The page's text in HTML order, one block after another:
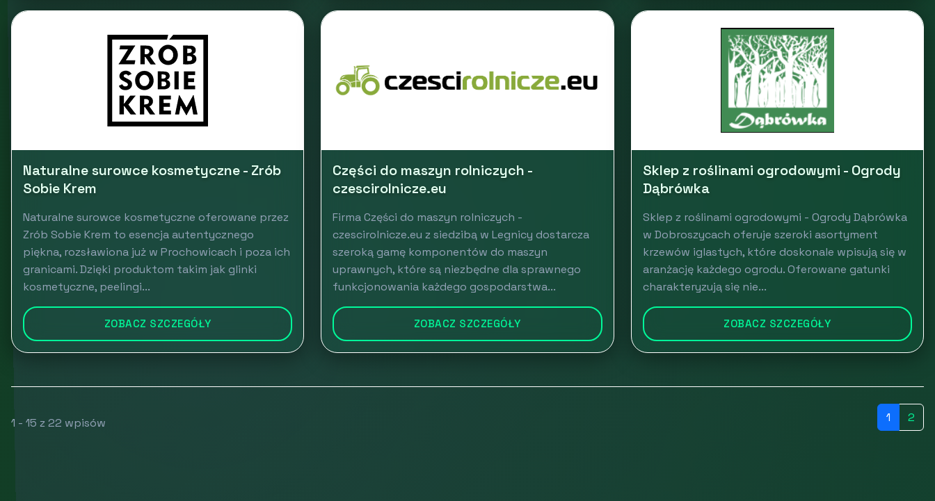
Naturalne surowce kosmetyczne - Zrób
Sobie Krem
Naturalne surowce kosmetyczne oferowane przez
Zrób Sobie Krem to esencja autentycznego
piękna, rozsławiona już w Prochowicach i poza ich
granicami. Dzięki produktom takim jak glinki
kosmetyczne, peelingi...
ZOBACZ SZCZEGÓŁY
Części do maszyn rolniczych -
czescirolnicze.eu
Firma Części do maszyn rolniczych -
czescirolnicze.eu z siedzibą w Legnicy dostarcza
szeroką gamę komponentów do maszyn
uprawnych, które są niezbędne dla sprawnego
funkcjonowania każdego gospodarstwa...
ZOBACZ SZCZEGÓŁY
Sklep z roślinami ogrodowymi - Ogrody
Dąbrówka
Sklep z roślinami ogrodowymi - Ogrody Dąbrówka
w Dobroszycach oferuje szeroki asortyment
krzewów iglastych, które doskonale wpisują się w
aranżację każdego ogrodu. Oferowane gatunki
charakteryzują się nie...
ZOBACZ SZCZEGÓŁY
1 - 15 z 22 wpisów 1 2